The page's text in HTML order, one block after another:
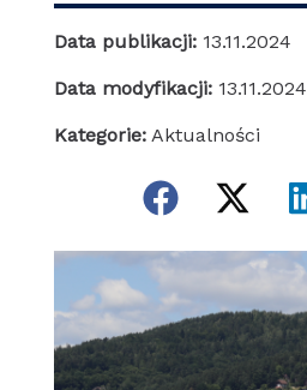
Data publikacji: 13.11.2024
Data modyfikacji: 13.11.2024
Kategorie: Aktualności